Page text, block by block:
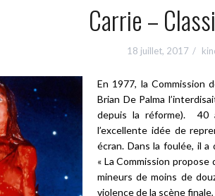
Carrie –
18 juillet, 2017
En 1977, la Commission
Brian De Palma
depuis la réforme). 40
l’excellente idée de
écran. Dans la foulée, il
« La Commission
mineurs de moins de
violence de la scène finale